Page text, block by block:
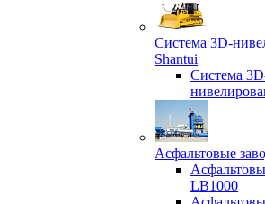
Система 3D-
Shantui
Система
Асфальтовые
LB1000